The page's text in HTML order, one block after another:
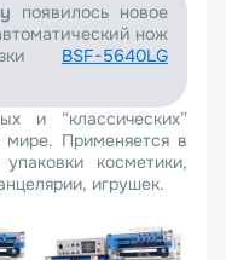
появилось новое
нож
BSF-5640LG
и “классических”
Применяется в
косметики,
игрушек.